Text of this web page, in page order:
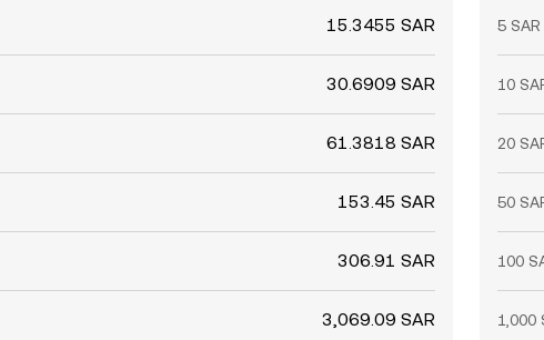
15.3455 SAR
30.6909 SAR
61.3818 SAR
153.45 SAR
306.91 SAR
3,069.09 SAR
5 SAR
10
20
50
100
1,000